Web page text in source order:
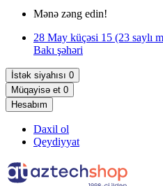
Mənə zəng edin!
28 May küçəsi 15 (23 saylı
Bakı şəhəri
İstək siyahısı 0
Müqayisə et 0
Hesabım
Daxil ol
Qeydiyyat